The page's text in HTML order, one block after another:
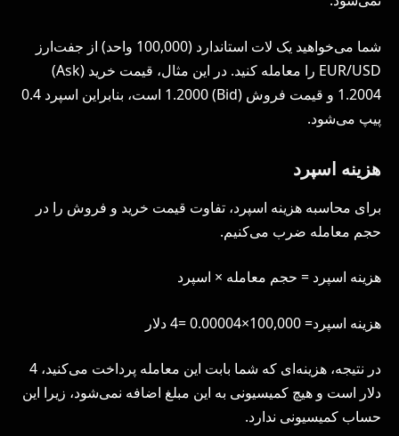
شما می‌خواهید یک لات استاندارد (100,000 واحد) از جفت‌ارز
EUR/USD را معامله کنید. در این مثال، قیمت خرید (Ask)
1.2004 و قیمت فروش (Bid) 1.2000 است، بنابراین اسپرد 0.4
پیپ می‌شود.
هزینه اسپرد
برای محاسبه هزینه اسپرد، تفاوت قیمت خرید و فروش را در
حجم معامله ضرب می‌کنیم.
هزینه اسپرد = حجم معامله × اسپرد
هزینه اسپرد= 100,000×0.00004 =4 دلار
در نتیجه، هزینه‌ای که شما بابت این معامله پرداخت می‌کنید، 4
دلار است و هیچ کمیسیونی به این مبلغ اضافه نمی‌شود، زیرا این
حساب کمیسیونی ندارد.